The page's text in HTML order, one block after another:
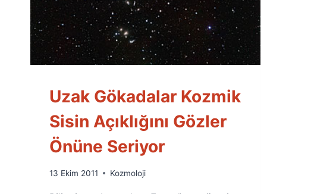
Uzak Gökadalar Kozmik
Sisin Açıklığını Gözler
Önüne Seriyor
By
13 Ekim 2011 Kozmoloji